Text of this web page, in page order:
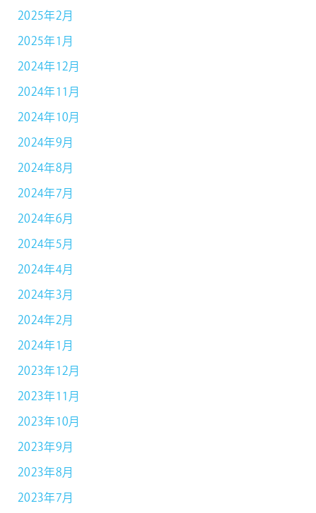
2025年2月
2025年1月
2024年12月
2024年11月
2024年10月
2024年9月
2024年8月
2024年7月
2024年6月
2024年5月
2024年4月
2024年3月
2024年2月
2024年1月
2023年12月
2023年11月
2023年10月
2023年9月
2023年8月
2023年7月